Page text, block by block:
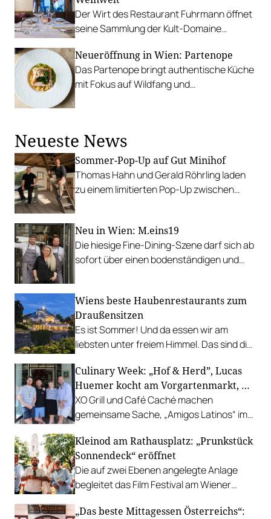
Der Wirt des Restaurant Fuhrmann öffnet
seine Sammlung der Kult-Domaine
zurück.
Neueröffnung in Wien: Partenope
Das Partenope bringt authentische Küche
mit Fokus auf Wildfang und
Neueste News
Sommer-Pop-Up auf Gut Minihof
Thomas Hahn und Gerald Röhrling laden
zu einem limitierten Pop-Up zwischen
Neu in Wien: M.eins19
Die hiesige Fine-Dining-Szene darf sich ab
sofort über einen bodenständigen und
Wiens beste Haubenrestaurants zum
Draußensitzen
Es ist Sommer! Und da essen wir am
liebsten unter freiem Himmel. Das sind die
Gastgarten.
Culinary Week: „Hof & Herd”, Lucas
Huemer kocht am Vorgartenmarkt, …
XO Grill und Café Caché machen
gemeinsame Sache, „Amigos Latinos“ im
Richard Rauch kocht in der Riederalm
u.v.m.
Kleinod am Rathausplatz: „Prunkstück
Sonnendeck“ eröffnet
Die auf zwei Ebenen angelegte Anlage
begleitet das Film Festival am Wiener
mit Cocktails, Snacks und
„Das beste Mittagessen Österreichs“: